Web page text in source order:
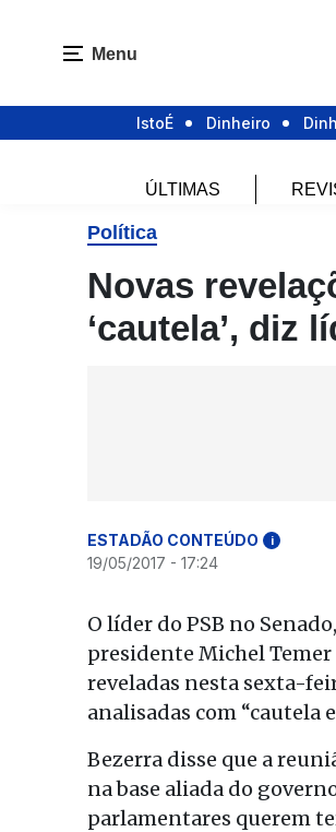
Menu
IstoÉ Dinheiro
ÚLTIMAS
Política
Novas
‘cautela’, diz
ESTADÃO CONTEÚDO i
19/05/2017 - 17:24
O líder do PSB no
presidente Michel
reveladas nesta sexta-
analisadas com “cautela
Bezerra disse que a
na base aliada do
parlamentares querem